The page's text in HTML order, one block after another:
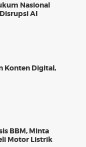
Nasional
AI
Konten Digital,
BBM, Minta
Motor Listrik